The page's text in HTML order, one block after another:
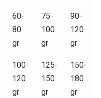
60-
80
gr
75-
100
gr
90-
120
gr
100-
120
gr
125-
150
gr
150-
180
gr